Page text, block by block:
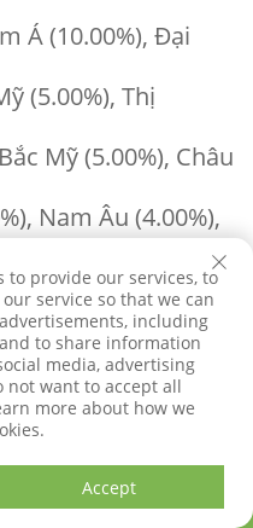
Á (10.00%), Đại
(5.00%), Thị
Mỹ (5.00%), Châu
Nam Âu (4.00%),
Bắc Âu
51-100 người
tôi.
đảm bảo chất
to provide our services, to
service so that we can
including
to share information
media, advertising
not want to accept all
more about how we
Accept